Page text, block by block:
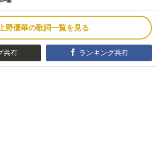
上野優華の歌詞一覧を見る
共有 ランキング共有